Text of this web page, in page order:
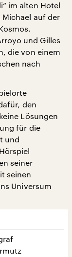
im alten Hotel
Michael auf der
und Gilles
die von einem
nach
den
Lösungen
für die
und
seiner
seinen
Universum